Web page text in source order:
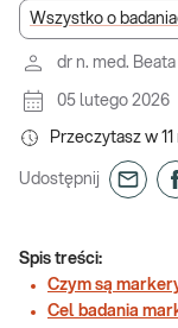
Wszystko o
dr n. med.
05 lutego 2026
Przeczytasz w 11
Udostępnij
Spis treści:
Czym są
Cel badania